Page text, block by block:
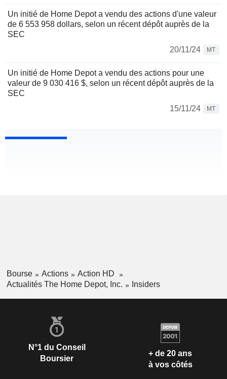
Un initié de Home Depot a vendu des actions d'une valeur
de 6 553 958 dollars, selon un récent dépôt auprès de la
SEC
20/11/24
MT
Un initié de Home Depot a vendu des actions pour une
valeur de 9 030 416 $, selon un récent dépôt auprès de la
SEC
15/11/24
MT
Bourse Actions
Action HD
Actualités The Home Depot, Inc.
Insiders
N°1 du Conseil
Boursier
+ de 20 ans
à vos côtés